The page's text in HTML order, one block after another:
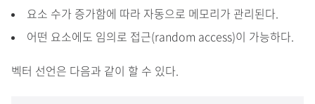
요소 수가 증가함에 따라 자동으로 메모리가 관리된다.
어떤 요소에도 임의로 접근(random access)이 가능하다.
벡터 선언은 다음과 같이 할 수 있다.